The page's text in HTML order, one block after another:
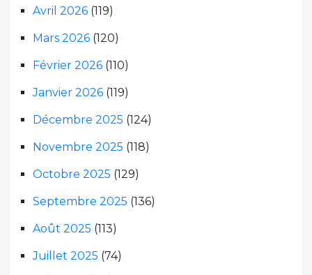
Avril 2026 (119)
Mars 2026 (120)
Février 2026 (110)
Janvier 2026 (119)
Décembre 2025 (124)
Novembre 2025 (118)
Octobre 2025 (129)
Septembre 2025 (136)
Août 2025 (113)
Juillet 2025 (74)